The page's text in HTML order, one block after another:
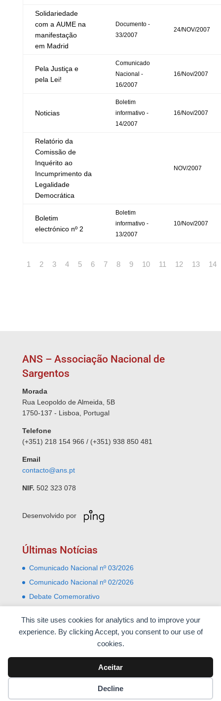
This site uses cookies for analytics and to improve your
experience. By clicking Accept, you consent to our use of
cookies.
Aceitar
Decline
Solidariedade
com a AUME na
manifestação
em Madrid
Documento -
33/2007
24/NOV/2007
Pela Justiça e
pela Lei!
Comunicado
Nacional -
16/2007
16/Nov/2007
Noticias
Boletim
informativo -
14/2007
16/Nov/2007
Relatório da
Comissão de
Inquérito ao
Incumprimento da
Legalidade
Democrática
NOV/2007
Boletim
electrónico nº 2
Boletim
informativo -
13/2007
10/Nov/2007
1 2 3 4 5 6 7 8 9 10 11 12 13 14
ANS – Associação Nacional de
Sargentos
Morada
Rua Leopoldo de Almeida, 5B
1750-137 - Lisboa, Portugal
Telefone
(+351) 218 154 966 / (+351) 938 850 481
Email
contacto@ans.pt
NIF. 502 323 078
Desenvolvido por
Últimas Notícias
Comunicado Nacional nº 03/2026
Comunicado Nacional nº 02/2026
Debate Comemorativo
Almoço comemorativo do 52º aniversário do 25 de
Abril